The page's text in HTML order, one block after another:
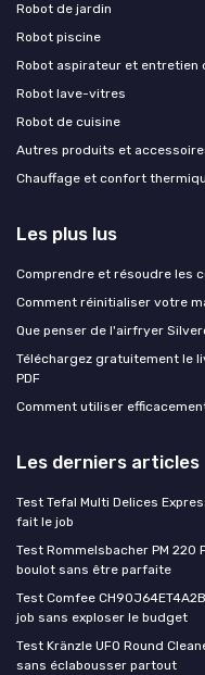
Robot de jardin
Robot piscine
Robot aspirateur et entretien
Robot lave-vitres
Robot de cuisine
Autres produits et
Chauffage et confort
Les plus lus
Comprendre et résoudre les
Comment réinitialiser votre
Que penser de l'airfryer
Téléchargez gratuitement le
PDF
Comment utiliser
Les derniers articles
Test Tefal Multi Delices
fait le job
Test Rommelsbacher PM
boulot sans être parfaite
Test Comfee
job sans exploser le budget
Test Kränzle UFO Round
sans éclabousser partout